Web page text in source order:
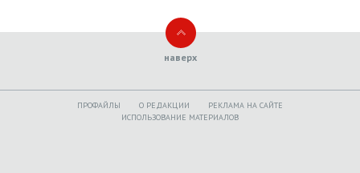
наверх
ПРОФАЙЛЫ O РЕДАКЦИИ
РЕКЛАМА НА САЙТЕ
ИСПОЛЬЗОВАНИЕ МАТЕРИАЛОВ